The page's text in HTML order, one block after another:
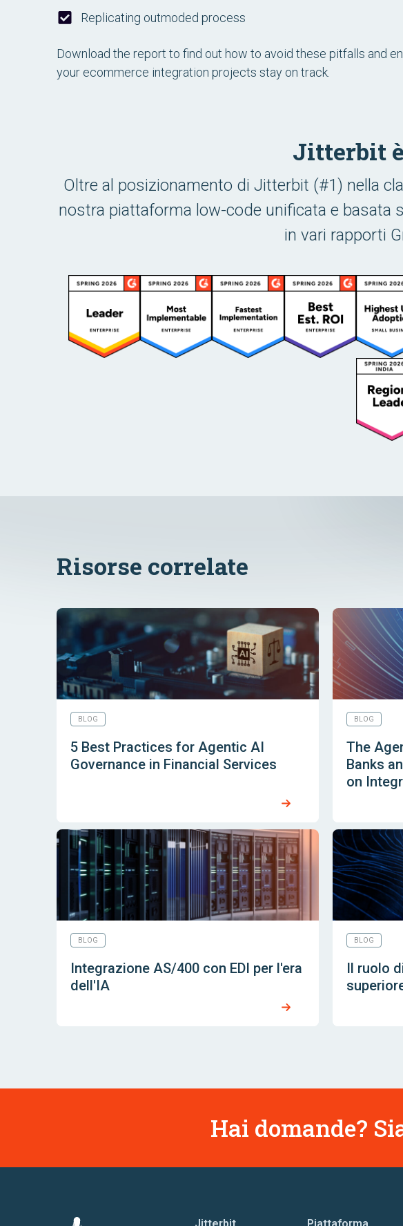
Replicating outmoded process
Download the report to find out how to avoid these pitfalls and
your ecommerce integration projects stay on track.
Jitterbit
Oltre al posizionamento di Jitterbit (#1) nella
nostra piattaforma low-code unificata e basata
in vari rapporti
Risorse correlate
BLOG
5 Best Practices for Agentic AI
Governance in Financial Services
BLOG
The
Banks
on
BLOG
Integrazione AS/400 con EDI per l'era
dell'IA
BLOG
Il ruolo
Hai domande?